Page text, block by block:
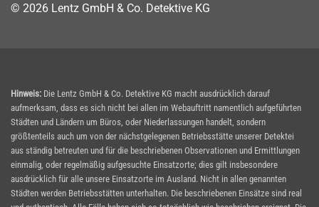
© 2026 Lentz GmbH & Co. Detektive KG
Hinweis: Die Lentz GmbH & Co. Detektive KG macht ausdrücklich darauf
aufmerksam, dass es sich nicht bei allen im Webauftritt namentlich aufgeführten
Städten und Ländern um Büros, oder Niederlassungen handelt, sondern
größtenteils auch um von der nächstgelegenen Betriebsstätte unserer Detektei
aus ständig betreuten und für die beschriebenen Observationen und Ermittlungen
einmalig, oder regelmäßig aufgesuchte Einsatzorte; dies gilt insbesondere
ausdrücklich für alle unsere Einsatzorte im Ausland. Nicht in allen genannten
Städten werden Betriebsstätten unterhalten. Die beschriebenen Einsätze sind real